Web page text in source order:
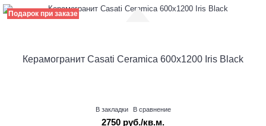
Подарок при заказе
Керамогранит Casati Ceramica 600х1200 Iris Black
В закладки В сравнение
2750 руб./кв.м.